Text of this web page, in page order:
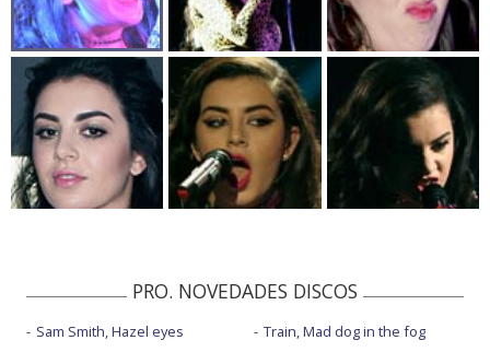
PRO. NOVEDADES DISCOS
Sam Smith, Hazel eyes
Train, Mad dog in the fog